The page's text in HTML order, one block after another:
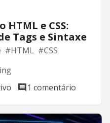
HTML e CSS:
Tags e Sintaxe
#HTML #CSS
1 comentário